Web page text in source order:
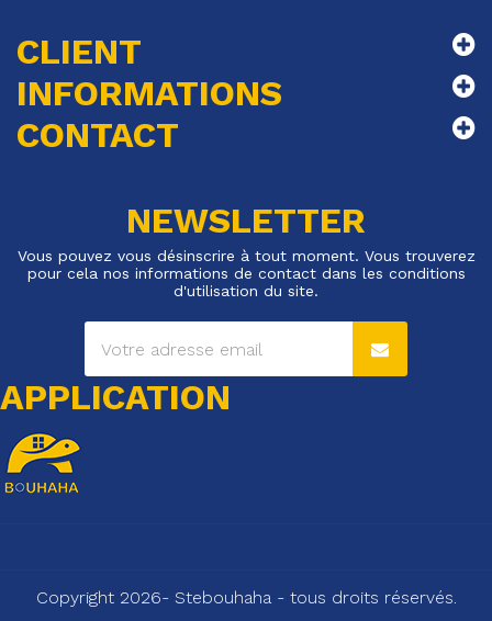
CLIENT
INFORMATIONS
CONTACT
NEWSLETTER
Vous pouvez vous désinscrire à tout moment. Vous trouverez
pour cela nos informations de contact dans les conditions
d'utilisation du site.
APPLICATION
Copyright 2026- Stebouhaha - tous droits réservés.